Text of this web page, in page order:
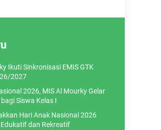
Ikuti Sinkronisasi EMIS GTK
2027
2026, MIS Al Mourky Gelar
Siswa Kelas I
Hari Anak Nasional 2026
dan Rekreatif